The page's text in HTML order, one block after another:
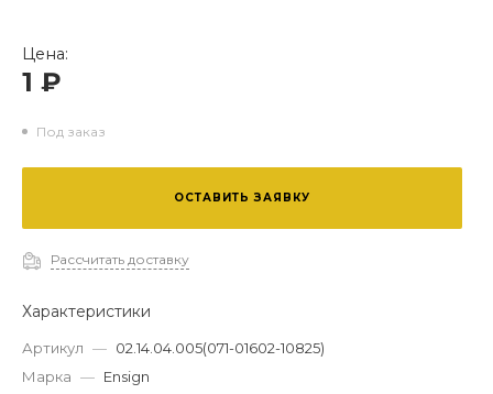
Цена:
1 ₽
Под заказ
ОСТАВИТЬ ЗАЯВКУ
Рассчитать доставку
Характеристики
Артикул — 02.14.04.005(071-01602-10825)
Марка — Ensign